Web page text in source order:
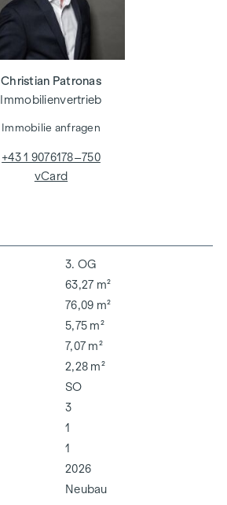
3. OG
63,27 m²
76,09 m²
5,75 m²
7,07 m²
2,28 m²
SO
3
1
1
2026
Neubau
Christian Patronas
Immobilienvertrieb
Immobilie anfragen
+43 1 9076178–750
vCard